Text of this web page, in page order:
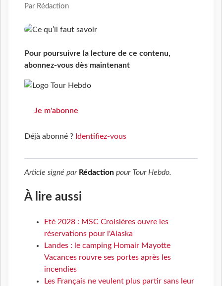
Par Rédaction
Pour poursuivre la lecture de ce contenu,
abonnez-vous dès maintenant
Je m'abonne
Déjà abonné ? Identifiez-vous
Article signé par Rédaction pour Tour Hebdo.
À lire aussi
Eté 2028 : MSC Croisières ouvre les
réservations pour l'Alaska
Landes : le camping Homair Mayotte
Vacances rouvre ses portes après les
incendies
Les Français ne veulent plus partir sans leur